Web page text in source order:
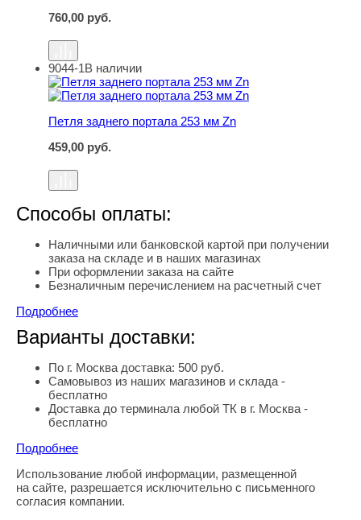
760,00 руб.
Петля заднего портала 253 мм Zn
9044-1В наличии
Петля заднего портала 253 мм Zn
459,00 руб.
Способы оплаты:
Наличными или банковской картой при получении
заказа на складе и в наших магазинах
При оформлении заказа на сайте
Безналичным перечислением на расчетный счет
Подробнее
Варианты доставки:
По г. Москва доставка: 500 руб.
Самовывоз из наших магазинов и склада -
бесплатно
Доставка до терминала любой ТК в г. Москва -
бесплатно
Подробнее
Правовая информация
Использование любой информации, размещенной
на сайте, разрешается исключительно с письменного
согласия компании.